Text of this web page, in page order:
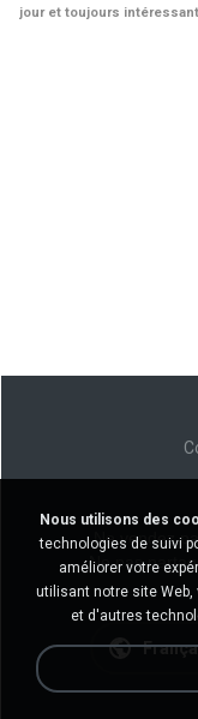
jour et toujours
Ne vendez
Ne pas
Nous utilisons des
technologies de suivi
améliorer votre
utilisant notre site
et d'autres